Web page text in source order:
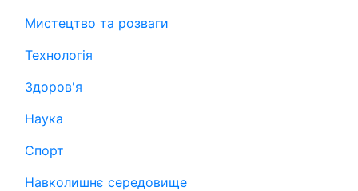
Мистецтво та розваги
Технологія
Здоров'я
Наука
Спорт
Навколишнє середовище